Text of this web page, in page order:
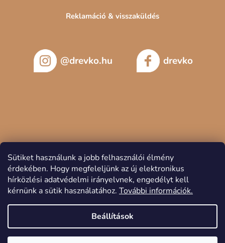
Sütiket használunk a jobb felhasználói élmény
érdekében. Hogy megfeleljünk az új elektronikus
hírközlési adatvédelmi irányelvnek, engedélyt kell
kérnünk a sütik használatához. További információk.
Beállítások
Reklamáció & visszaküldés
@drevko.hu drevko